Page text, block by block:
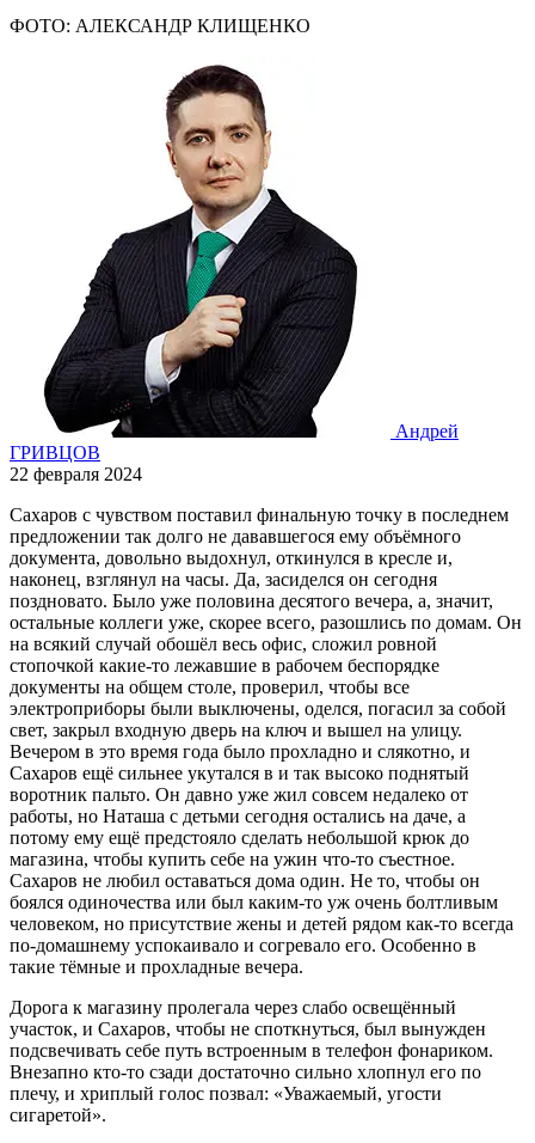
ФОТО: АЛЕКСАНДР КЛИЩЕНКО
Андрей
ГРИВЦОВ
22 февраля 2024
Сахаров с чувством поставил финальную точку в последнем
предложении так долго не дававшегося ему объёмного
документа, довольно выдохнул, откинулся в кресле и,
наконец, взглянул на часы. Да, засиделся он сегодня
поздновато. Было уже половина десятого вечера, а, значит,
остальные коллеги уже, скорее всего, разошлись по домам. Он
на всякий случай обошёл весь офис, сложил ровной
стопочкой какие-то лежавшие в рабочем беспорядке
документы на общем столе, проверил, чтобы все
электроприборы были выключены, оделся, погасил за собой
свет, закрыл входную дверь на ключ и вышел на улицу.
Вечером в это время года было прохладно и слякотно, и
Сахаров ещё сильнее укутался в и так высоко поднятый
воротник пальто. Он давно уже жил совсем недалеко от
работы, но Наташа с детьми сегодня остались на даче, а
потому ему ещё предстояло сделать небольшой крюк до
магазина, чтобы купить себе на ужин что-то съестное.
Сахаров не любил оставаться дома один. Не то, чтобы он
боялся одиночества или был каким-то уж очень болтливым
человеком, но присутствие жены и детей рядом как-то всегда
по-домашнему успокаивало и согревало его. Особенно в
такие тёмные и прохладные вечера.
Дорога к магазину пролегала через слабо освещённый
участок, и Сахаров, чтобы не споткнуться, был вынужден
подсвечивать себе путь встроенным в телефон фонариком.
Внезапно кто-то сзади достаточно сильно хлопнул его по
плечу, и хриплый голос позвал: «Уважаемый, угости
сигаретой».